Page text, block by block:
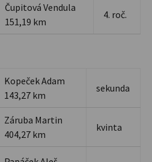
Čupitová Vendula
151,19 km
4. roč.
Kopeček Adam
143,27 km
sekunda
Záruba Martin
404,27 km
kvinta